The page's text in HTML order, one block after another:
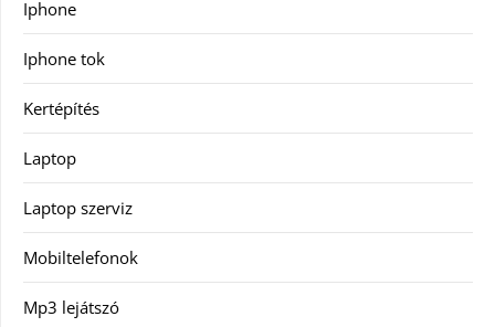
Iphone
Iphone tok
Kertépítés
Laptop
Laptop szerviz
Mobiltelefonok
Mp3 lejátszó